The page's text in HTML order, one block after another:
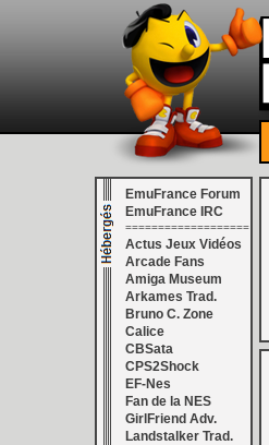
EmuFrance Forum
EmuFrance IRC
===================
Actus Jeux Vidéos
Arcade Fans
Amiga Museum
Arkames Trad.
Bruno C. Zone
Calice
CBSata
CPS2Shock
EF-Nes
Fan de la NES
GirlFriend Adv.
Landstalker Trad.